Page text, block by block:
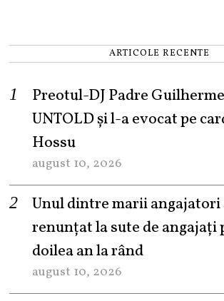
ARTICOLE RECENTE
Preotul-DJ Padre
UNTOLD și l-a evocat pe
Hossu
august 10, 2026
Unul dintre marii angajatori
renunțat la sute de angajați
doilea an la rând
august 10, 2026